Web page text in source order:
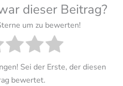
dieser Beitrag?
um zu bewerten!
Sei der Erste, der diesen
bewertet.